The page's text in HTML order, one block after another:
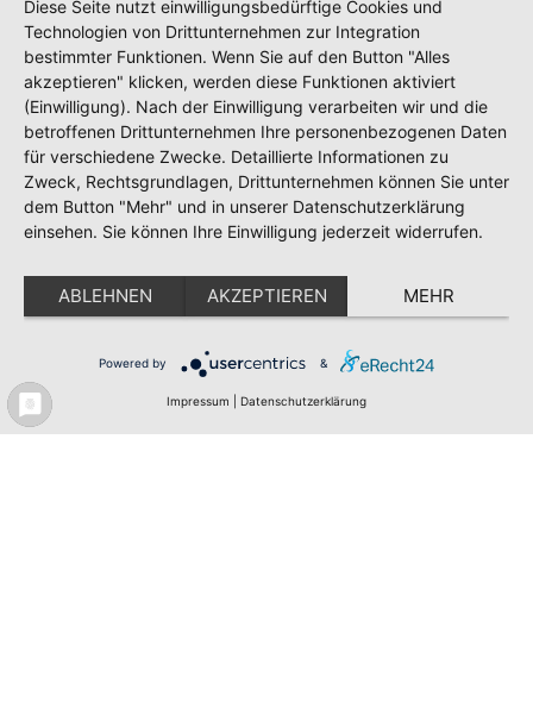
Meldeportal
Karriere bei PEAG
Newsletter
Impressum
Erklärung zur Barrierefreiheit
Diese Seite nutzt einwilligungsbedürftige Cookies und
Technologien von Drittunternehmen zur Integration
bestimmter Funktionen. Wenn Sie auf den Button "Alles
akzeptieren" klicken, werden diese Funktionen aktiviert
(Einwilligung). Nach der Einwilligung verarbeiten wir und die
betroffenen Drittunternehmen Ihre personenbezogenen Daten
für verschiedene Zwecke. Detaillierte Informationen zu
Zweck, Rechtsgrundlagen, Drittunternehmen können Sie unter
dem Button "Mehr" und in unserer Datenschutzerklärung
einsehen. Sie können Ihre Einwilligung jederzeit widerrufen.
ABLEHNEN AKZEPTIEREN MEHR
Powered by &
Impressum Datenschutzerklärung